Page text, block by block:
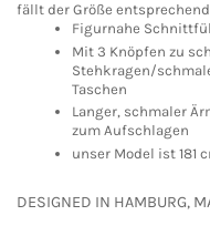
fällt der Größe
Figurnahe
Mit 3 Knöpfen zu
Stehkragen/
Taschen
Langer, schmaler
zum Aufschlagen
unser Model ist 181
DESIGNED IN HAMBURG,